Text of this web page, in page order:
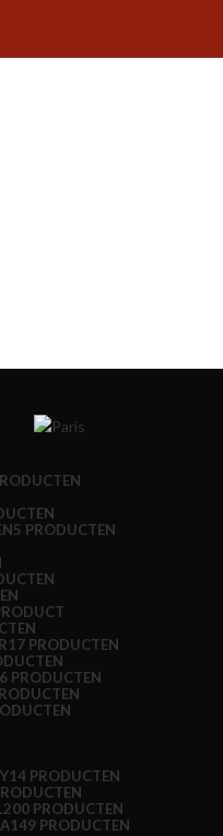
5 PRODUCTEN
17 PRODUCTEN
PRODUCTEN
14 PRODUCTEN
200 PRODUCTEN
149 PRODUCTEN